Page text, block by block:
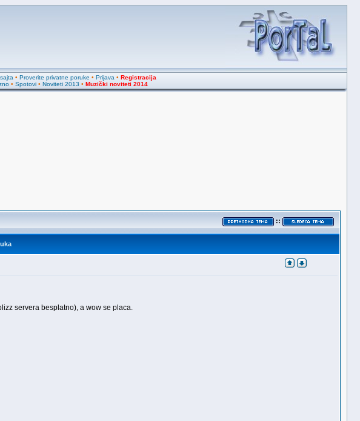
• Proverite privatne poruke • Prijava • Registracija
• Spotovi • Noviteti 2013 • Muzički noviteti 2014
::
servera besplatno), a wow se placa.